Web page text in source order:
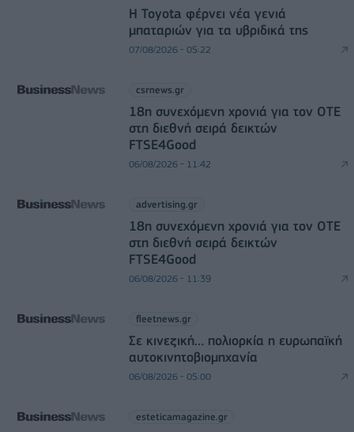
Η Toyota φέρνει νέα γενιά
μπαταριών για τα υβριδικά της
07/08/2026 - 05:22
csrnews.gr
18η συνεχόμενη χρονιά για τον ΟΤΕ
στη διεθνή σειρά δεικτών
FTSE4Good
06/08/2026 - 11:42
advertising.gr
18η συνεχόμενη χρονιά για τον ΟΤΕ
στη διεθνή σειρά δεικτών
FTSE4Good
06/08/2026 - 11:39
fleetnews.gr
Σε κινεζική… πολιορκία η ευρωπαϊκή
αυτοκινητοβιομηχανία
06/08/2026 - 05:00
esteticamagazine.gr